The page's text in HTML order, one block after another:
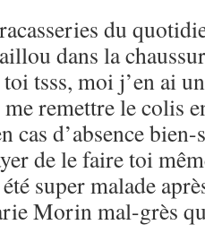
du
dans la
tsss, moi j’en ai
remettre le colis
cas d’absence
de le faire toi
super malade
Morin mal-grès